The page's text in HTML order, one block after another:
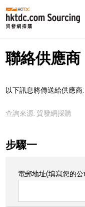
聯絡供應商
以下訊息將傳送給供應商:
查詢來源: 貿發網採購
步驟一
電郵地址(填寫您的